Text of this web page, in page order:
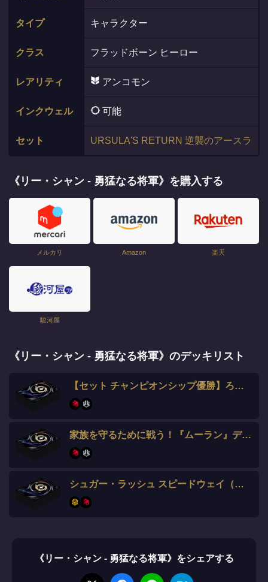
タイプ キャラクター
クラス フラッドボーン ヒーロー
レアリティ アンコモン
インクウェル 可能
セット URSULA'S RETURN 逆襲のアースラ
《リー・シャン - 勇猛なる将軍》を購入する
メルカリ Amazon 楽天
駿河屋
《リー・シャン - 勇猛なる将軍》のデッキリスト
【セット チャンピオンシップ優勝】ろんぐ選手
家族を守るために戦う！『ムーラン』デッキ
シュガー・ラッシュ スピードウェイ（スティーブ使用）
《リー・シャン - 勇猛なる将軍》をシェアする